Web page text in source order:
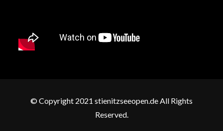
© Copyright 2021 stienitzseeopen.de All Rights
Reserved.